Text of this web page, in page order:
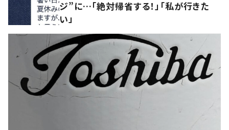
ジ”に…「絶対帰省する！」「私が行きた
い」